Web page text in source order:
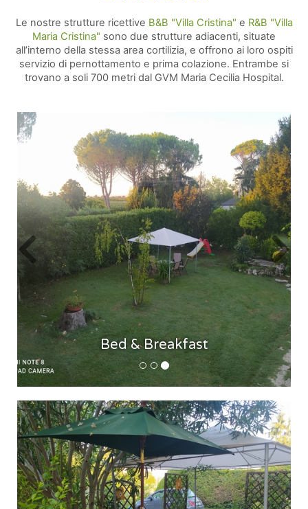
Le nostre strutture ricettive B&B "Villa Cristina" e R&B "Villa
Maria Cristina" sono due strutture adiacenti, situate
all’interno della stessa area cortilizia, e offrono ai loro ospiti
servizio di pernottamento e prima colazione. Entrambe si
trovano a soli 700 metri dal GVM Maria Cecilia Hospital.
Bed & Breakfast